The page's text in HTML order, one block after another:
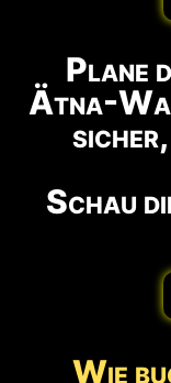
Plane
Ätna-
Schau
Wie